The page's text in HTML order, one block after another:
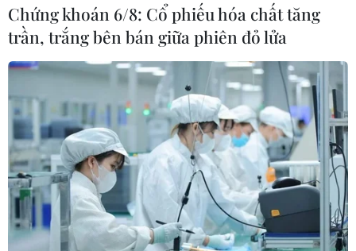
Công bố Giải đấu Nonstop Golf
Tournament Việt Nam - Cyprus
26/10/2023 07:16
Giải đấu Nonstop Golf Tournament Việt Nam - Cyprus là
cơ hội để các Golfers Việt Nam giao lưu, học hỏi và
cùng các Golfers quốc tế "săn" giải thưởng tại đảo Síp
Chứng khoán 6/8: Cổ phiếu hóa chất tăng
trần, trắng bên bán giữa phiên đỏ lửa